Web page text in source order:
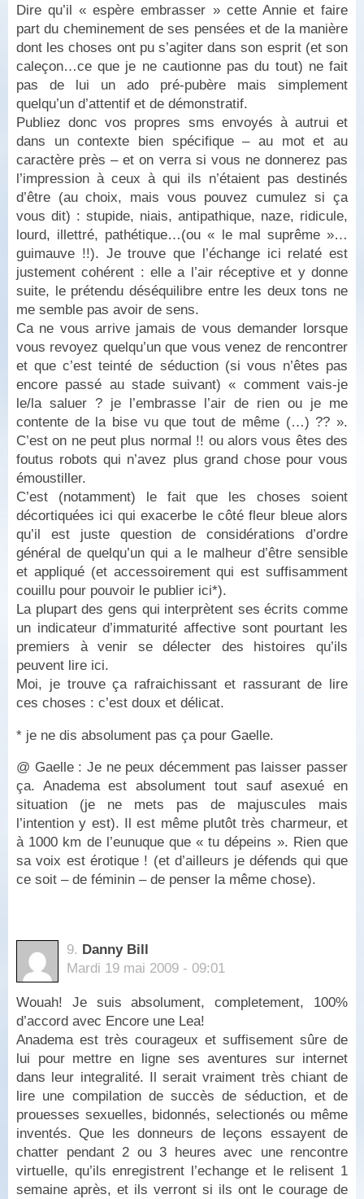
Dire qu’il « espère embrasser » cette Annie et faire
part du cheminement de ses pensées et de la manière
dont les choses ont pu s’agiter dans son esprit (et son
caleçon…ce que je ne cautionne pas du tout) ne fait
pas de lui un ado pré-pubère mais simplement
quelqu’un d’attentif et de démonstratif.
Publiez donc vos propres sms envoyés à autrui et
dans un contexte bien spécifique – au mot et au
caractère près – et on verra si vous ne donnerez pas
l’impression à ceux à qui ils n’étaient pas destinés
d’être (au choix, mais vous pouvez cumulez si ça
vous dit) : stupide, niais, antipathique, naze, ridicule,
lourd, illettré, pathétique…(ou « le mal suprême »…
guimauve !!). Je trouve que l’échange ici relaté est
justement cohérent : elle a l’air réceptive et y donne
suite, le prétendu déséquilibre entre les deux tons ne
me semble pas avoir de sens.
Ca ne vous arrive jamais de vous demander lorsque
vous revoyez quelqu’un que vous venez de rencontrer
et que c’est teinté de séduction (si vous n’êtes pas
encore passé au stade suivant) « comment vais-je
le/la saluer ? je l’embrasse l’air de rien ou je me
contente de la bise vu que tout de même (…) ?? ».
C’est on ne peut plus normal !! ou alors vous êtes des
foutus robots qui n’avez plus grand chose pour vous
émoustiller.
C’est (notamment) le fait que les choses soient
décortiquées ici qui exacerbe le côté fleur bleue alors
qu’il est juste question de considérations d’ordre
général de quelqu’un qui a le malheur d’être sensible
et appliqué (et accessoirement qui est suffisamment
couillu pour pouvoir le publier ici*).
La plupart des gens qui interprètent ses écrits comme
un indicateur d’immaturité affective sont pourtant les
premiers à venir se délecter des histoires qu’ils
peuvent lire ici.
Moi, je trouve ça rafraichissant et rassurant de lire
ces choses : c’est doux et délicat.
* je ne dis absolument pas ça pour Gaelle.
@ Gaelle : Je ne peux décemment pas laisser passer
ça. Anadema est absolument tout sauf asexué en
situation (je ne mets pas de majuscules mais
l’intention y est). Il est même plutôt très charmeur, et
à 1000 km de l’eunuque que « tu dépeins ». Rien que
sa voix est érotique ! (et d’ailleurs je défends qui que
ce soit – de féminin – de penser la même chose).
9. Danny Bill
Mardi 19 mai 2009 - 09:01
Wouah! Je suis absolument, completement, 100%
d’accord avec Encore une Lea!
Anadema est très courageux et suffisement sûre de
lui pour mettre en ligne ses aventures sur internet
dans leur integralité. Il serait vraiment très chiant de
lire une compilation de succès de séduction, et de
prouesses sexuelles, bidonnés, selectionés ou même
inventés. Que les donneurs de leçons essayent de
chatter pendant 2 ou 3 heures avec une rencontre
virtuelle, qu’ils enregistrent l’echange et le relisent 1
semaine après, et ils verront si ils ont le courage de